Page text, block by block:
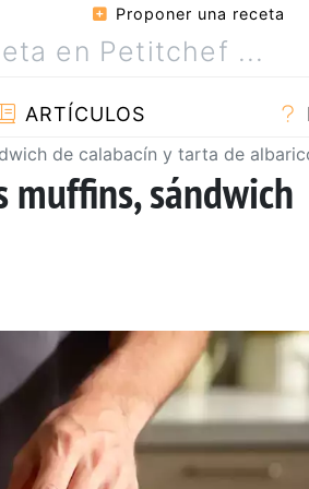
Proponer una receta
ARTÍCULOS
de calabacín y tarta de
sándwich